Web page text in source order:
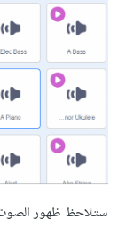
ظهور الصوت الذي